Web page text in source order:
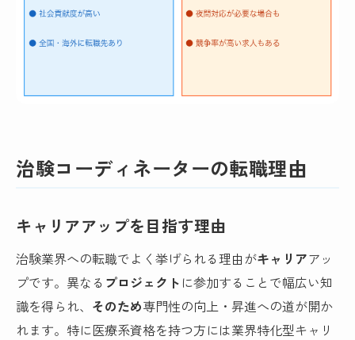
治験コーディネーターの転職理由
キャリアアップを目指す理由
治験業界への転職でよく挙げられる理由がキャリアアッ
プです。異なる プロジェクト に参加することで幅広い知
識を得られ、 そのため専門性の向上・昇進への道が開か
れます。特に医療系資格を持つ方には業界特化型キャリ